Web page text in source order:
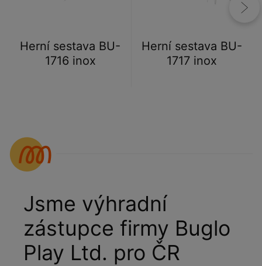
Herní sestava BU-
1716 inox
Herní sestava BU-
1717 inox
Jsme výhradní
zástupce firmy Buglo
Play Ltd. pro ČR